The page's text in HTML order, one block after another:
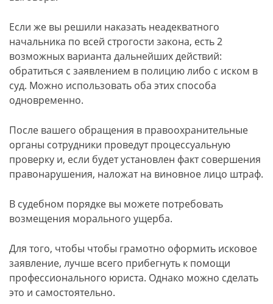
Если же вы решили наказать неадекватного
начальника по всей строгости закона, есть 2
возможных варианта дальнейших действий:
обратиться с заявлением в полицию либо с иском в
суд. Можно использовать оба этих способа
одновременно.
После вашего обращения в правоохранительные
органы сотрудники проведут процессуальную
проверку и, если будет установлен факт совершения
правонарушения, наложат на виновное лицо штраф.
В судебном порядке вы можете потребовать
возмещения морального ущерба.
Для того, чтобы чтобы грамотно оформить исковое
заявление, лучше всего прибегнуть к помощи
профессионального юриста. Однако можно сделать
это и самостоятельно.